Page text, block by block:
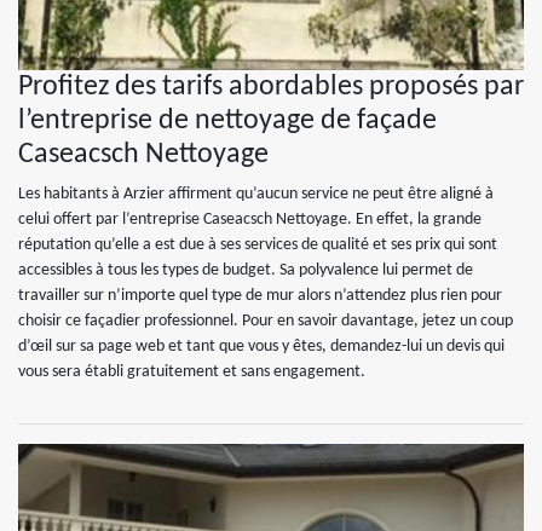
Profitez des tarifs abordables proposés par
l’entreprise de nettoyage de façade
Caseacsch Nettoyage
Les habitants à Arzier affirment qu’aucun service ne peut être aligné à
celui offert par l’entreprise Caseacsch Nettoyage. En effet, la grande
réputation qu’elle a est due à ses services de qualité et ses prix qui sont
accessibles à tous les types de budget. Sa polyvalence lui permet de
travailler sur n’importe quel type de mur alors n’attendez plus rien pour
choisir ce façadier professionnel. Pour en savoir davantage, jetez un coup
d’œil sur sa page web et tant que vous y êtes, demandez-lui un devis qui
vous sera établi gratuitement et sans engagement.